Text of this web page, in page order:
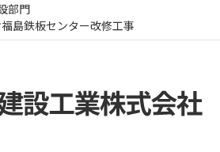
部門
島鉄板センター改修工事